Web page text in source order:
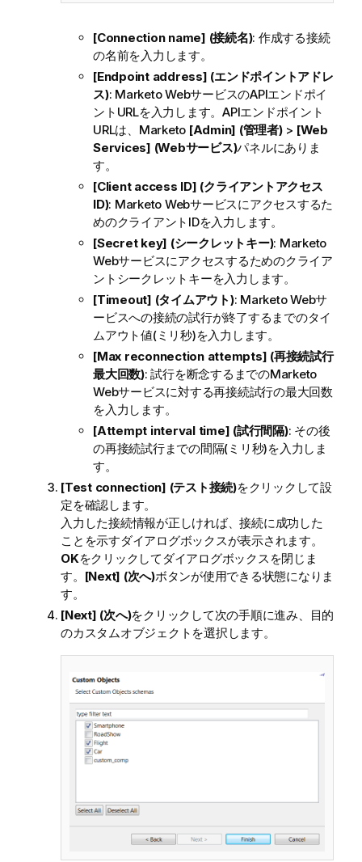
[Connection name] (接続名): 作成する接続
の名前を入力します。
[Endpoint address] (エンドポイントアドレ
ス): Marketo WebサービスのAPIエンドポイ
ントURLを入力します。APIエンドポイント
URLは、Marketo [Admin] (管理者)> [Web
Services] (Webサービス)パネルにありま
す。
[Client access ID] (クライアントアクセス
ID): Marketo Webサービスにアクセスするた
めのクライアントIDを入力します。
[Secret key] (シークレットキー): Marketo
Webサービスにアクセスするためのクライア
ントシークレットキーを入力します。
[Timeout] (タイムアウト): Marketo Webサ
ービスへの接続の試行が終了するまでのタイ
ムアウト値(ミリ秒)を入力します。
[Max reconnection attempts] (再接続試行
最大回数): 試行を断念するまでのMarketo
Webサービスに対する再接続試行の最大回数
を入力します。
[Attempt interval time] (試行間隔): その後
の再接続試行までの間隔(ミリ秒)を入力しま
す。
[Test connection] (テスト接続)をクリックして設
定を確認します。
入力した接続情報が正しければ、接続に成功した
ことを示すダイアログボックスが表示されます。
OKをクリックしてダイアログボックスを閉じま
す。 [Next] (次へ)ボタンが使用できる状態になりま
す。
[Next] (次へ)をクリックして次の手順に進み、目的
のカスタムオブジェクトを選択します。